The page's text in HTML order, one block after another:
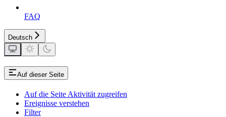
FAQ
Deutsch
Auf dieser Seite
Auf die Seite Aktivität zugreifen
Ereignisse verstehen
Filter